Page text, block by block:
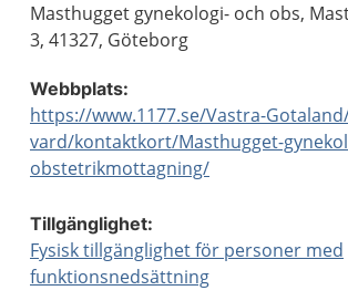
Masthugget gynekologi- och obs,
3, 41327, Göteborg
Webbplats:
https://www.1177.se/Vastra-
vard/kontaktkort/Masthugget-
obstetrikmottagning/
Tillgänglighet:
Fysisk tillgänglighet för personer med
funktionsnedsättning